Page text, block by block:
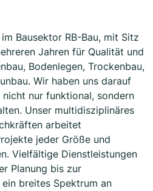
Bausektor RB-Bau, mit Sitz
Jahren für Qualität und
Bodenlegen, Trockenbau,
Wir haben uns darauf
nicht nur funktional, sondern
Unser multidisziplinäres
arbeitet
jeder Größe und
Vielfältige Dienstleistungen
Planung bis zur
breites Spektrum an